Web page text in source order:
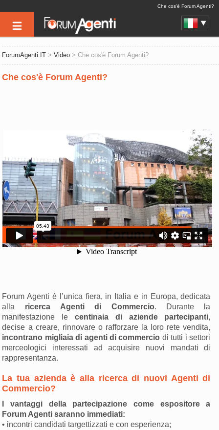
Che cos'è Forum Agenti?
ForumAgenti.IT >Video > Che cos'è Forum Agenti?
Che cos'è Forum Agenti?
Forum Agenti è l’unica fiera, in Italia e in Europa, dedicata
alla ricerca Agenti di Commercio. Durante la
manifestazione lecentinaia di aziende partecipanti,
decise a creare, rinnovare o rafforzare la loro rete vendita,
incontrano migliaia di agenti di commercio di tutti i settori
merceologici interessati ad acquisire nuovi mandati di
rappresentanza.
La tua azienda è alla ricerca di nuovi Agenti di
Commercio?
I vantaggi della partecipazione come espositore a
Forum Agenti saranno immediati:
• incontri candidati targettizzati e con esperienza;